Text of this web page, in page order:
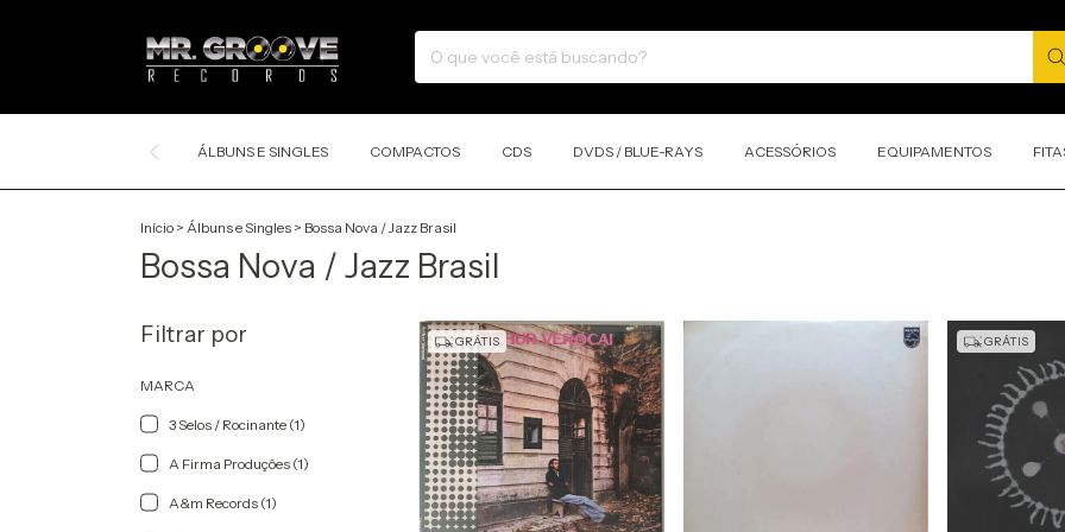
ÁLBUNS E SINGLES COMPACTOS CDS DVDS / BLUE-RAYS ACESSÓRIOS EQUIPAMENTOS
Início > Álbuns e Singles > Bossa Nova / Jazz Brasil
Bossa Nova / Jazz Brasil
Filtrar por
MARCA
3 Selos / Rocinante (1)
A Firma Produçôes (1)
A&m Records (1)
GRÁTIS GRÁTIS